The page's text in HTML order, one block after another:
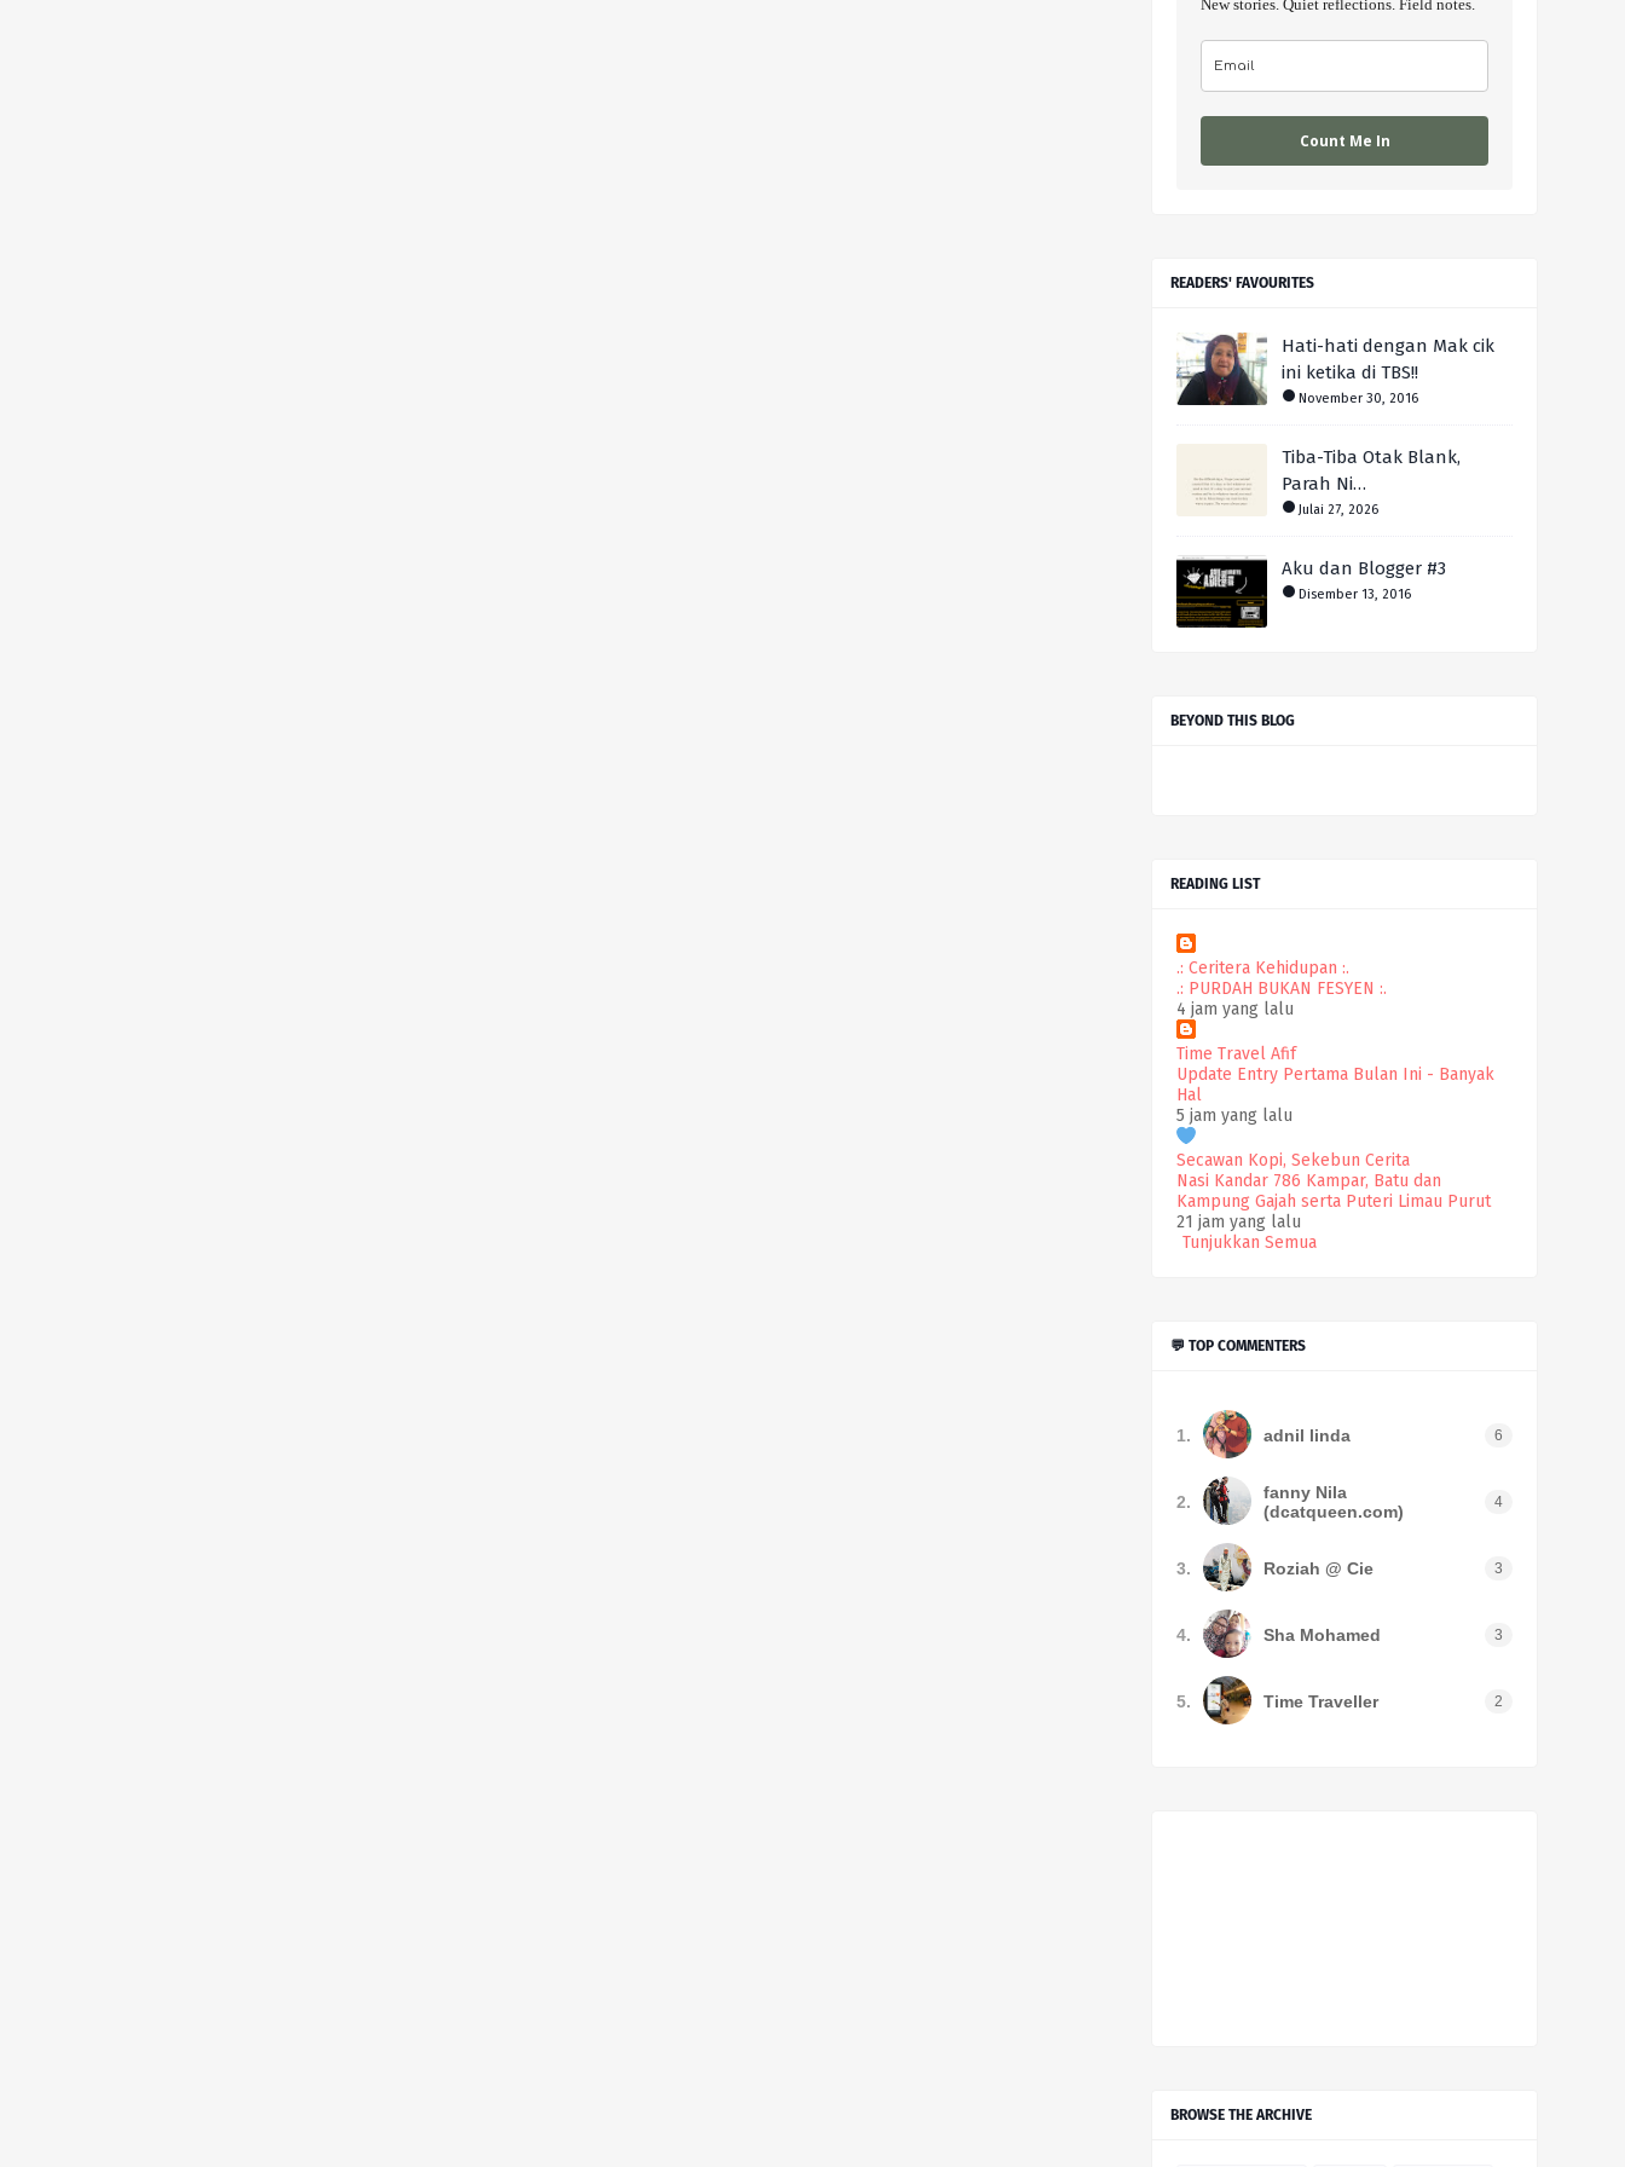
New stories. Quiet reflections. Field notes.
Count Me In
READERS' FAVOURITES
Hati-hati dengan Mak cik
ini ketika di TBS!!
November 30, 2016
Tiba-Tiba Otak Blank,
Parah Ni…
Julai 27, 2026
Aku dan Blogger #3
Disember 13, 2016
BEYOND THIS BLOG
READING LIST
.: Ceritera Kehidupan :.
.: PURDAH BUKAN FESYEN :.
4 jam yang lalu
Time Travel Afif
Update Entry Pertama Bulan Ini - Banyak
Hal
5 jam yang lalu
Secawan Kopi, Sekebun Cerita
Nasi Kandar 786 Kampar, Batu dan
Kampung Gajah serta Puteri Limau Purut
21 jam yang lalu
Tunjukkan Semua
💬 TOP COMMENTERS
1. adnil linda 6
2.
fanny Nila
(dcatqueen.com)
4
3. Roziah @ Cie 3
4. Sha Mohamed 3
5. Time Traveller 2
BROWSE THE ARCHIVE